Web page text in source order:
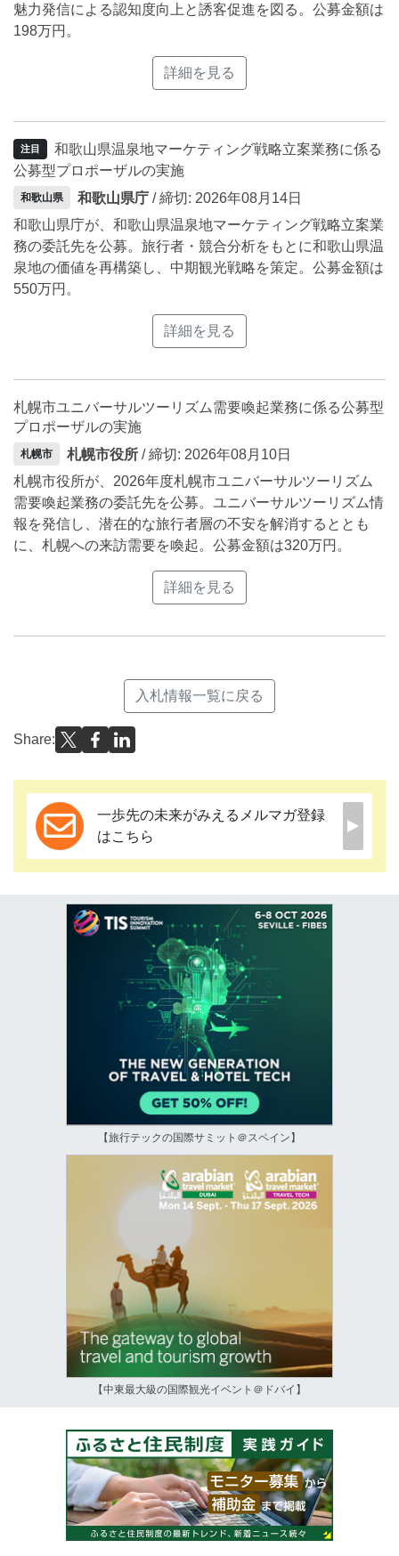
魅力発信による認知度向上と誘客促進を図る。公募金額は
198万円。
詳細を見る
注目
和歌山県温泉地マーケティング戦略立案業務に係る
公募型プロポーザルの実施
和歌山県 和歌山県庁 / 締切: 2026年08月14日
和歌山県庁が、和歌山県温泉地マーケティング戦略立案業
務の委託先を公募。旅行者・競合分析をもとに和歌山県温
泉地の価値を再構築し、中期観光戦略を策定。公募金額は
550万円。
詳細を見る
札幌市ユニバーサルツーリズム需要喚起業務に係る公募型
プロポーザルの実施
札幌市 札幌市役所 / 締切: 2026年08月10日
札幌市役所が、2026年度札幌市ユニバーサルツーリズム
需要喚起業務の委託先を公募。ユニバーサルツーリズム情
報を発信し、潜在的な旅行者層の不安を解消するととも
に、札幌への来訪需要を喚起。公募金額は320万円。
詳細を見る
入札情報一覧に戻る
Share:
一歩先の未来がみえるメルマガ登録
はこちら
【旅行テックの国際サミット＠スペイン】
【中東最大級の国際観光イベント＠ドバイ】